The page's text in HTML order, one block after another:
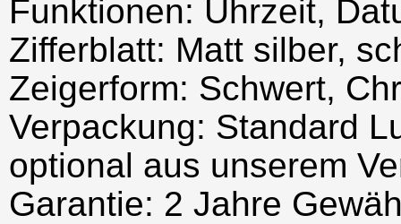
Funktionen: Uhrzeit,
Zifferblatt: Matt silber,
Zeigerform: Schwert,
Verpackung: Standard
optional aus unserem
Garantie: 2 Jahre